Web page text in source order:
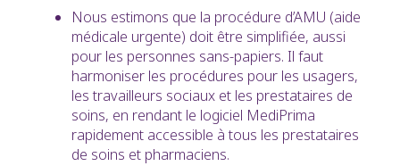
Nous estimons que la procédure d’AMU (aide
médicale urgente) doit être simplifiée, aussi
pour les personnes sans-papiers. Il faut
harmoniser les procédures pour les usagers,
les travailleurs sociaux et les prestataires de
soins, en rendant le logiciel MediPrima
rapidement accessible à tous les prestataires
de soins et pharmaciens.